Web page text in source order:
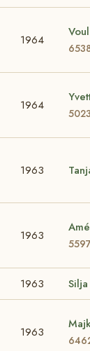
1964
1964
1963
1963
1963 Silja
1963